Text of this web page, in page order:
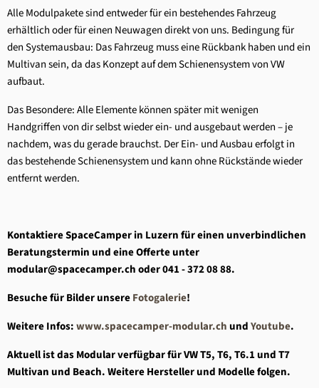
Alle Modulpakete sind entweder für ein bestehendes Fahrzeug
erhältlich oder für einen Neuwagen direkt von uns. Bedingung für
den Systemausbau: Das Fahrzeug muss eine Rückbank haben und ein
Multivan sein, da das Konzept auf dem Schienensystem von VW
aufbaut.
Das Besondere: Alle Elemente können später mit wenigen
Handgriffen von dir selbst wieder ein- und ausgebaut werden – je
nachdem, was du gerade brauchst. Der Ein- und Ausbau erfolgt in
das bestehende Schienensystem und kann ohne Rückstände wieder
entfernt werden.
Kontaktiere SpaceCamper in Luzern für einen unverbindlichen
Beratungstermin und eine Offerte unter
modular@spacecamper.ch oder 041 - 372 08 88.
Besuche für Bilder unsereFotogalerie!
Weitere Infos:www.spacecamper-modular.chundYoutube.
Aktuell ist das Modular verfügbar für VW T5, T6, T6.1 und T7
Multivan und Beach. Weitere Hersteller und Modelle folgen.